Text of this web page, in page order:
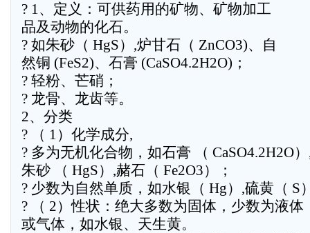
? 1、定义：可供药用的矿物、矿物加工
品及动物的化石。
? 如朱砂（ HgS）,炉甘石（ ZnCO3)、自
然铜 (FeS2)、石膏 (CaSO4.2H2O)；
? 轻粉、芒硝；
? 龙骨、龙齿等。
2、分类
? （ 1）化学成分,
? 多为无机化合物，如石膏 （ CaSO4.2H2O
朱砂 （ HgS）,赭石（ Fe2O3）；
? 少数为自然单质，如水银（ Hg）,硫黄（ S
? （ 2）性状：绝大多数为固体，少数为液体
或气体，如水银、天生黄。